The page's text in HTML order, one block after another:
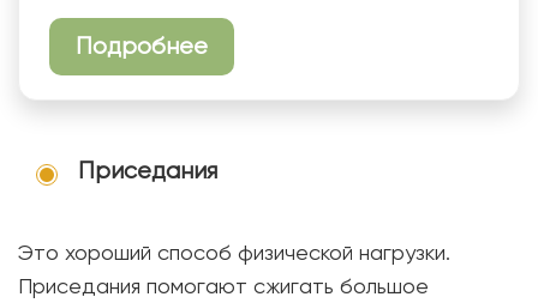
Подробнее
Приседания
Это хороший способ физической нагрузки.
Приседания помогают сжигать большое